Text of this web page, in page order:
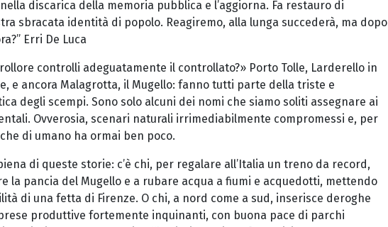
discarica della memoria pubblica e l’aggiorna. Fa restauro di
sbracata identità di popolo. Reagiremo, alla lunga succederà, ma dopo
Erri De Luca
controlli adeguatamente il controllato?» Porto Tolle, Larderello in
e ancora Malagrotta, il Mugello: fanno tutti parte della triste e
degli scempi. Sono solo alcuni dei nomi che siamo soliti assegnare ai
Ovverosia, scenari naturali irrimediabilmente compromessi e, per
di umano ha ormai ben poco.
di queste storie: c’è chi, per regalare all’Italia un treno da record,
la pancia del Mugello e a rubare acqua a fiumi e acquedotti, mettendo
di una fetta di Firenze. O chi, a nord come a sud, inserisce deroghe
produttive fortemente inquinanti, con buona pace di parchi